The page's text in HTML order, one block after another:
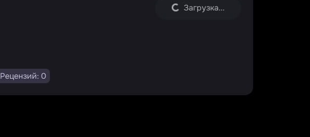
Загрузка...
Рецензий: 0